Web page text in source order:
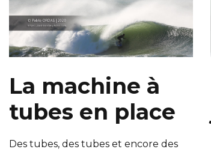
La machine à
tubes en place
Des tubes, des tubes et encore des